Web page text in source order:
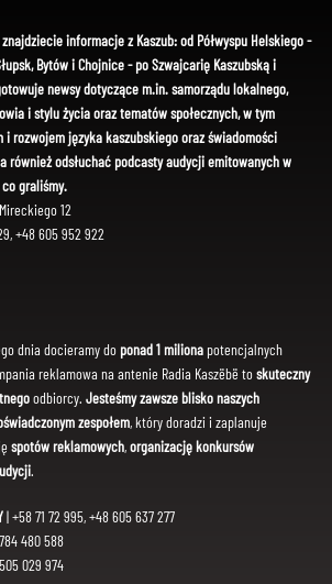
informacje z Kaszub: od Półwyspu Helskiego -
Bytów i Chojnice - po Szwajcarię Kaszubską i
newsy dotyczące m.in. samorządu lokalnego,
i stylu życia oraz tematów społecznych, w tym
i rozwojem języka kaszubskiego oraz świadomości
również odsłuchać podcasty audycji emitowanych w
co graliśmy.
12
+48 605 952 922
dnia docieramy do ponad 1 miliona potencjalnych
reklamowa na antenie Radia Kaszëbë toskuteczny
odbiorcy. Jesteśmy zawsze blisko naszych
zespołem, który doradzi i zaplanuje
spotów reklamowych,organizację konkursów
.
| +58 71 72 995, +48 605 637 277
480 588
029 974